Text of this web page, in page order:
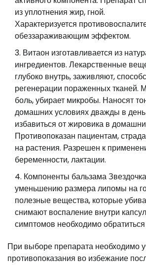
из уплотнения жир, гной.
Характеризуется
обеззараживающим эффектом.
Витаон изготавливается из
ингредиентов. Лекарственные
глубоко внутрь, заживляют,
регенерации пораженных тканей.
боль, убирает микробы. Наносят
домашних условиях дважды в
избавиться от жировика в
Противопоказан пациентам,
на растения. Разрешен к
беременности, лактации.
Компоненты бальзама
уменьшению размера липомы на
полезные вещества, которые
снимают воспаление внутри
симптомов необходимо обратиться
При выборе препарата необходимо
противопоказания во избежание